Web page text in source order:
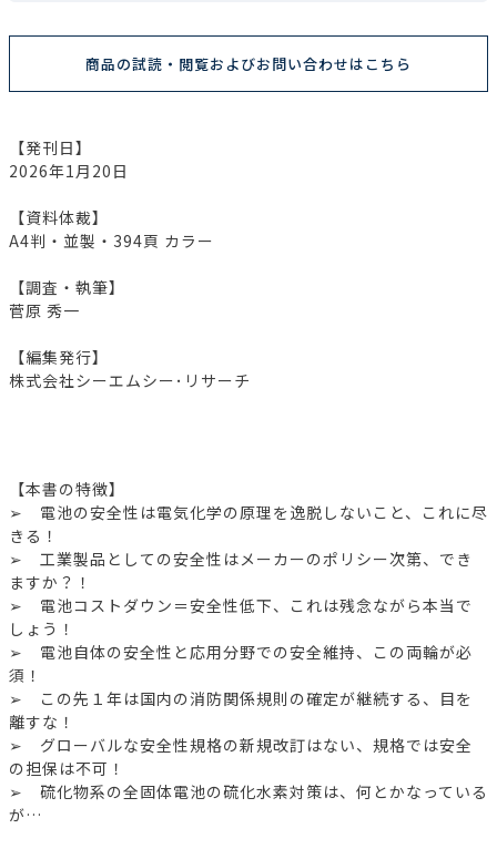
商品の試読・閲覧およびお問い合わせはこちら
【発刊日】
2026年1月20日
【資料体裁】
A4判・並製・394頁 カラー
【調査・執筆】
菅原 秀一
【編集発行】
株式会社シーエムシー･リサーチ
【本書の特徴】
➢ 電池の安全性は電気化学の原理を逸脱しないこと、これに尽
きる！
➢ 工業製品としての安全性はメーカーのポリシー次第、でき
ますか？！
➢ 電池コストダウン＝安全性低下、これは残念ながら本当で
しょう！
➢ 電池自体の安全性と応用分野での安全維持、この両輪が必
須！
➢ この先１年は国内の消防関係規則の確定が継続する、目を
離すな！
➢ グローバルな安全性規格の新規改訂はない、規格では安全
の担保は不可！
➢ 硫化物系の全固体電池の硫化水素対策は、何とかなっている
が…